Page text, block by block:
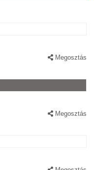
Megosztás
Megosztás